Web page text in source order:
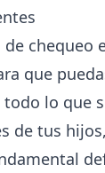
de chequeo
que
lo que
de tus